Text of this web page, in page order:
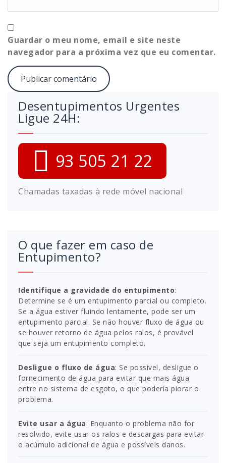
Guardar o meu nome, email e site neste
navegador para a próxima vez que eu comentar.
Desentupimentos Urgentes
Ligue 24H:
93 505 21 22
Chamadas taxadas à rede móvel nacional
O que fazer em caso de
Entupimento?
Identifique a gravidade do entupimento:
Determine se é um entupimento parcial ou completo.
Se a água estiver fluindo lentamente, pode ser um
entupimento parcial. Se não houver fluxo de água ou
se houver retorno de água pelos ralos, é provável
que seja um entupimento completo.
Desligue o fluxo de água: Se possível, desligue o
fornecimento de água para evitar que mais água
entre no sistema de esgoto, o que poderia piorar o
problema.
Evite usar a água: Enquanto o problema não for
resolvido, evite usar os ralos e descargas para evitar
o acúmulo adicional de água e possíveis danos.